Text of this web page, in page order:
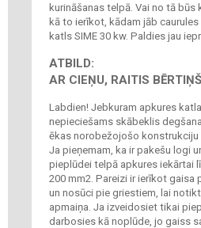
kurināšanas telpā. Vai no tā būs
kā to ierīkot, kādam jāb
katls SIME 30 kw. Paldies jau
ATBILD:
AR CIEŅU, RAITIS
Labdien! Jebkuram apkures
nepieciešams skābeklis
ēkas norobežojošo konstrukciju
Ja pieņemam, ka ir pakešu logi
pieplūdei telpā apkures iekārtai
200 mm2. Pareizi ir ierīkot gaisa
un nosūci pie griestiem, lai
apmaiņa. Ja izveidosiet tikai
darbosies kā noplūde, jo gaiss